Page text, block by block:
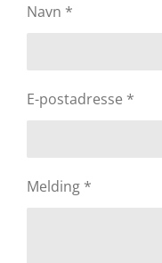
Navn *
E-postadresse *
Melding *